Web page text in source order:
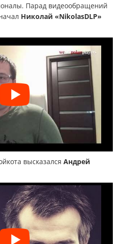
Парад видеообращений
Николай «NikolasDLP»
высказался Андрей